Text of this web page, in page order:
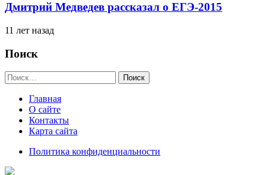
Дмитрий Медведев рассказал о ЕГЭ-2015
11 лет назад
Поиск
Найти:
Главная
О сайте
Контакты
Карта сайта
Политика конфиденциальности